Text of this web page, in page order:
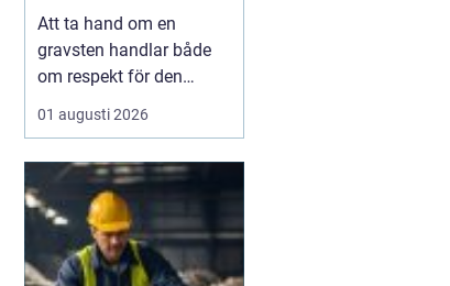
håller längre
Att ta hand om en
gravsten handlar både
om respekt för den
avlidna och om att
bevara en viktig plats för
Med rätt skötsel kan en
gravsten hålla sig vacker
i många år, oavsett om
den står på en solig
01 augusti 2026